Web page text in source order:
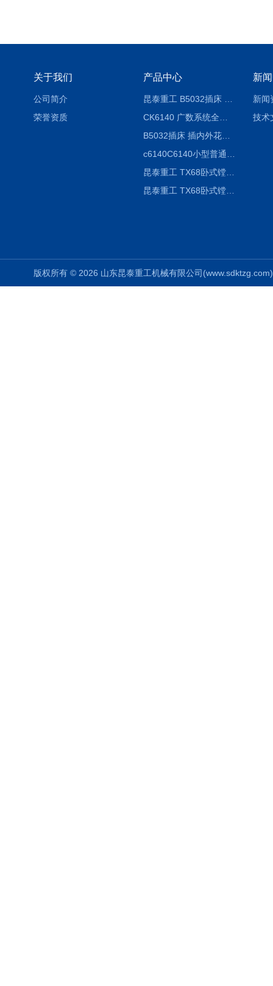
关于我们
公司简介
荣誉资质
产品中心
B5032插床 插内外花键槽 B5020液压立式插床
昆泰重工 TX68卧式镗床 镗孔机 镗缸机
昆泰重工 TX68卧式镗床 镗孔机 镗缸机 单柱
新
新闻
技术
版权所有 © 2026 山东昆泰重工机械有限公司